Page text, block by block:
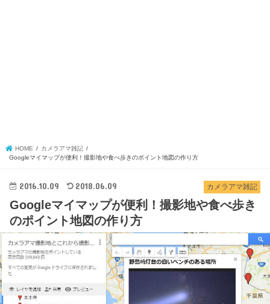
HOME
カメラアマ雑記
Googleマイマップが便利！撮影地や食べ歩きのポイント地図の作り方
カメラアマ雑記
2016.10.09 2018.06.09
Googleマイマップが便利！撮影地や食べ歩き
のポイント地図の作り方